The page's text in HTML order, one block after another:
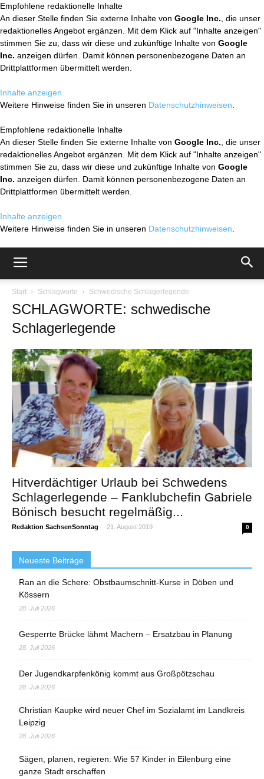
Empfohlene redaktionelle Inhalte
An dieser Stelle finden Sie externe Inhalte von Google Inc. , die unser
redaktionelles Angebot ergänzen. Mit dem Klick auf "Inhalte anzeigen"
stimmen Sie zu, dass wir diese und zukünftige Inhalte von Google
Inc. anzeigen dürfen. Damit können personenbezogene Daten an
Drittplattformen übermittelt werden.
Inhalte anzeigen
Weitere Hinweise finden Sie in unseren Datenschutzhinweisen
Empfohlene redaktionelle Inhalte
An dieser Stelle finden Sie externe Inhalte von Google Inc. , die unser
redaktionelles Angebot ergänzen. Mit dem Klick auf "Inhalte anzeigen"
stimmen Sie zu, dass wir diese und zukünftige Inhalte von Google
Inc. anzeigen dürfen. Damit können personenbezogene Daten an
Drittplattformen übermittelt werden.
Inhalte anzeigen
Weitere Hinweise finden Sie in unseren Datenschutzhinweisen
Start Schlagworte Schwedische Schlagerlegende
SCHLAGWORTE: schwedische
Schlagerlegende
Hitverdächtiger Urlaub bei Schwedens
Schlagerlegende – Fanklubchefin Gabriele
Bönisch besucht regelmäßig...
Redaktion SachsenSonntag - 21. August 2019 0
Neueste Beiträge
Ran an die Schere: Obstbaumschnitt-Kurse in Döben und
Kössern
28. Juli 2026
Gesperrte Brücke lähmt Machern – Ersatzbau in Planung
28. Juli 2026
Der Jugendkarpfenkönig kommt aus Großpötzschau
28. Juli 2026
Christian Kaupke wird neuer Chef im Sozialamt im Landkreis
Leipzig
28. Juli 2026
Sägen, planen, regieren: Wie 57 Kinder in Eilenburg eine
ganze Stadt erschaffen